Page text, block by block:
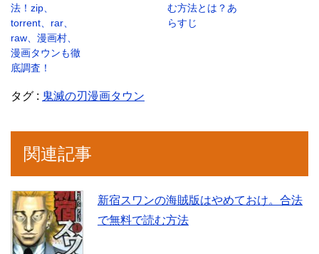
法！zip、
torrent、rar、
raw、漫画村、
漫画タウンも徹
底調査！
む方法とは？あ
らすじ
タグ : 鬼滅の刃漫画タウン
関連記事
新宿スワンの海賊版はやめておけ。合法
で無料で読む方法